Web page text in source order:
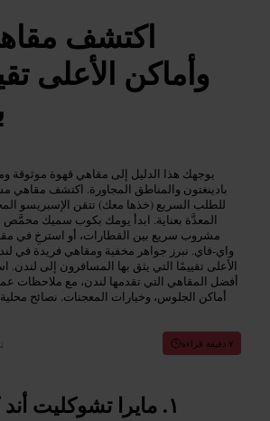
اكتشف
وأماكن الأعلى
يوجهك هذا الدليل إلى مقاهي قهوة موثوقة
بادينغتون والمناطق المجاورة. اكتشف مقاهي
للطلب السريع (خذها معك) تتقن الإسبريسو
المعدَّة بعناية. ابدأ يومك بكوب سميك محمَّص
مشروب سريع بين القطارات، أو استرخِ في
واي-فاي. نبرز جواهر مخفية ومقاهي فريدة في
الأعلى تقييمًا التي يثق بها المسافرون إلى لندن.
أفضل المقاهي التي تقدمها لندن، مع ملاحظات
أماكن الجلوس، وخيارات المعجنات. نصائح
٧ دقيقة قراءة
مايرا تشوكليت